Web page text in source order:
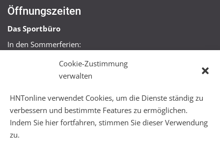
Cookie-Zustimmung
verwalten
HNTonline verwendet Cookies, um die Dienste ständig zu
verbessern und bestimmte Features zu ermöglichen.
Indem Sie hier fortfahren, stimmen Sie dieser Verwendung
zu.
Öffnungszeiten
Das Sportbüro
In den Sommerferien:
Mo + Mi 16:00 – 18:00 Uhr
Mo – Fr 08:00 – 22:00 Uhr
Sa + So 10:00 – 18:00 Uhr